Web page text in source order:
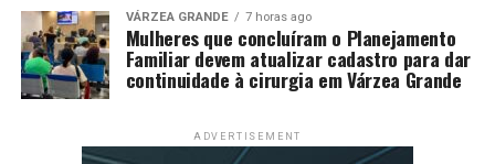
VÁRZEA GRANDE 7 horas ago
Mulheres que concluíram o Planejamento
Familiar devem atualizar cadastro para dar
continuidade à cirurgia em Várzea Grande
ADVERTISEMENT